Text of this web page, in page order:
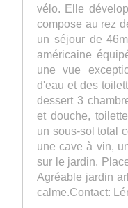
vélo. Elle
compose au rez
un séjour de
américaine
une vue
d'eau et des
dessert 3
et douche,
un sous-sol total
une cave à vin,
sur le jardin.
Agréable jardin
calme.Contact: